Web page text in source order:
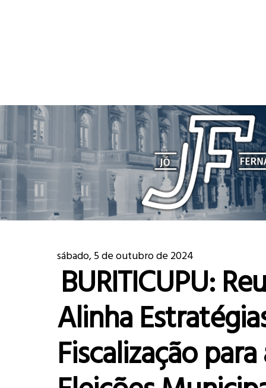
sábado, 5 de outubro de 2024
BURITICUPU:
Alinha
Fiscalização para